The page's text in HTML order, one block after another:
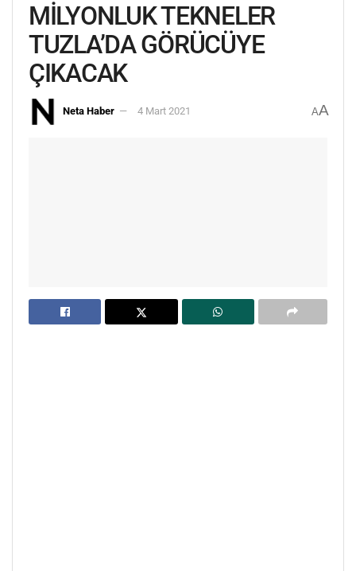
MİLYONLUK TEKNELER
TUZLA’DA GÖRÜCÜYE
ÇIKACAK
Neta Haber 4 Mart 2021 AA